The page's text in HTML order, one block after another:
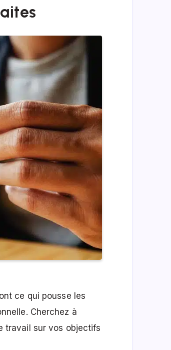
ce qui pousse les
Cherchez à
travail sur vos objectifs